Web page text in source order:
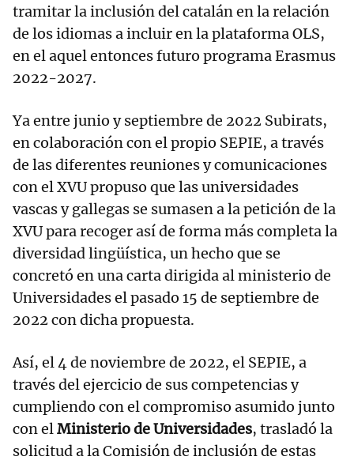
tramitar la inclusión del catalán en la relación
de los idiomas a incluir en la plataforma OLS,
en el aquel entonces futuro programa Erasmus
2022-2027.
Ya entre junio y septiembre de 2022 Subirats,
en colaboración con el propio SEPIE, a través
de las diferentes reuniones y comunicaciones
con el XVU propuso que las universidades
vascas y gallegas se sumasen a la petición de la
XVU para recoger así de forma más completa la
diversidad lingüística, un hecho que se
concretó en una carta dirigida al ministerio de
Universidades el pasado 15 de septiembre de
2022 con dicha propuesta.
Así, el 4 de noviembre de 2022, el SEPIE, a
través del ejercicio de sus competencias y
cumpliendo con el compromiso asumido junto
con elMinisterio de Universidades, trasladó la
solicitud a la Comisión de inclusión de estas